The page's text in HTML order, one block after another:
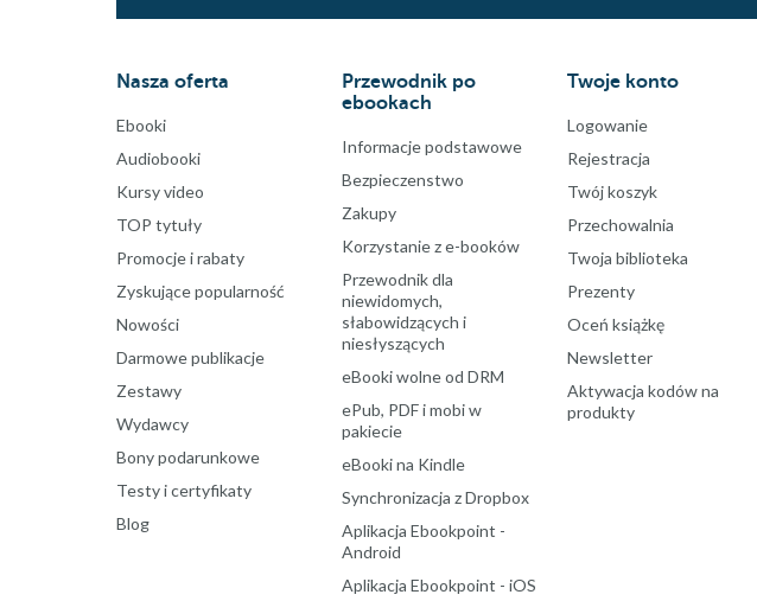
Nasza oferta
Ebooki
Audiobooki
Kursy video
TOP tytuły
Promocje i rabaty
Zyskujące popularność
Nowości
Darmowe publikacje
Zestawy
Wydawcy
Bony podarunkowe
Testy i certyfikaty
Blog
Przewodnik po
ebookach
Informacje podstawowe
Bezpieczenstwo
Zakupy
Korzystanie z e-booków
Przewodnik dla
niewidomych,
słabowidzących i
niesłyszących
eBooki wolne od DRM
ePub, PDF i mobi w
pakiecie
eBooki na Kindle
Synchronizacja z Dropbox
Aplikacja Ebookpoint -
Android
Aplikacja Ebookpoint - iOS
Twoje konto
Logowanie
Rejestracja
Twój koszyk
Przechowalnia
Twoja biblioteka
Prezenty
Oceń książkę
Newsletter
Aktywacja kodów na
produkty